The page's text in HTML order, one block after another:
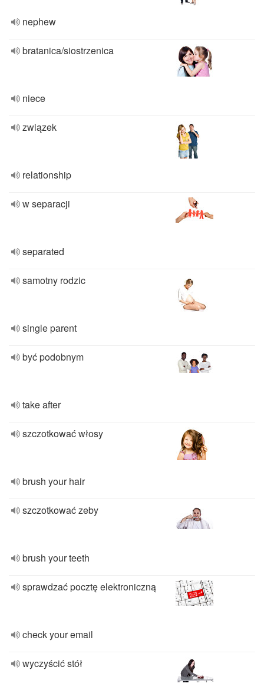
nephew
bratanica/siostrzenica
niece
związek
relationship
w separacji
separated
samotny rodzic
single parent
być podobnym
take after
szczotkować włosy
brush your hair
szczotkować zeby
brush your teeth
sprawdzać pocztę elektroniczną
check your email
wyczyścić stół